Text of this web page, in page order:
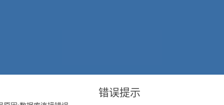
错误提示